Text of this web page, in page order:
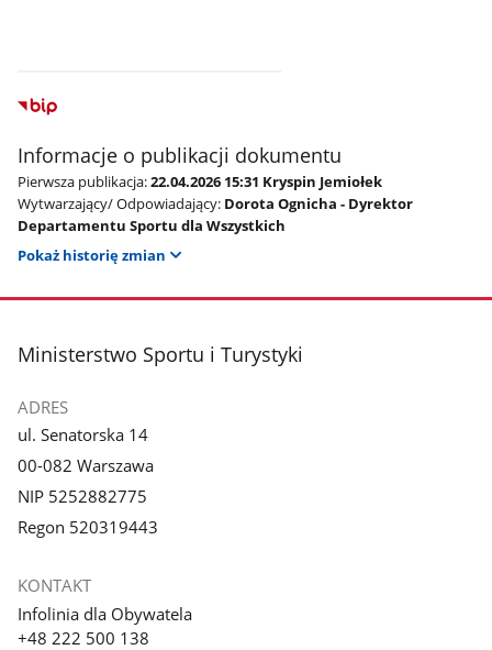
Informacje o publikacji dokumentu
Pierwsza publikacja:22.04.2026 15:31 Kryspin Jemiołek
Wytwarzający/ Odpowiadający: Dorota Ognicha - Dyrektor
Departamentu Sportu dla Wszystkich
Pokaż historię zmian
stopka
Ministerstwo Sportu i Turystyki
ADRES
ul. Senatorska 14
00-082 Warszawa
NIP 5252882775
Regon 520319443
KONTAKT
Infolinia dla Obywatela
+48 222 500 138